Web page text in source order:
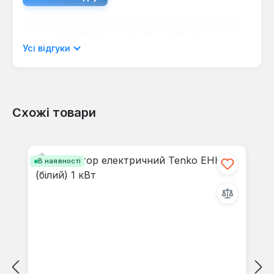
мовою.
Відгуків не знайдено. Поділіться
Усі відгуки
Схожі товари
В наявності